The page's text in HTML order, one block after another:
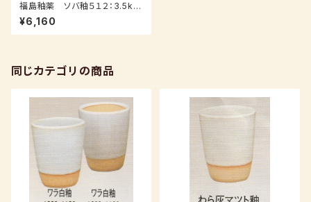
福島釉薬 ソバ釉５１２：3.5kｇ
（送料込み：レターパックプラス）
¥6,160
同じカテゴリの商品